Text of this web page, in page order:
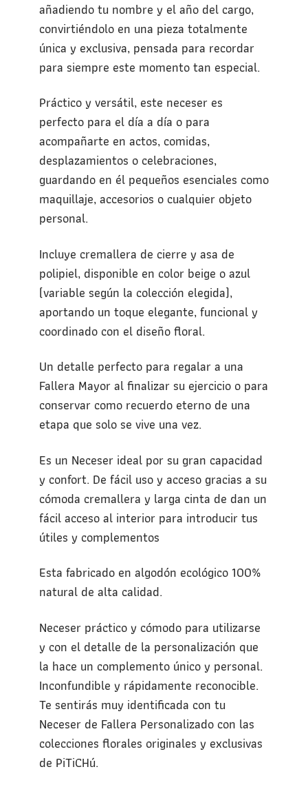
añadiendo tu nombre y el año del cargo,
convirtiéndolo en una pieza totalmente
única y exclusiva, pensada para recordar
para siempre este momento tan especial.
Práctico y versátil, este neceser es
perfecto para el día a día o para
acompañarte en actos, comidas,
desplazamientos o celebraciones,
guardando en él pequeños esenciales como
maquillaje, accesorios o cualquier objeto
personal.
Incluye cremallera de cierre y asa de
polipiel, disponible en color beige o azul
(variable según la colección elegida),
aportando un toque elegante, funcional y
coordinado con el diseño floral.
Un detalle perfecto para regalar a una
Fallera Mayor al finalizar su ejercicio o para
conservar como recuerdo eterno de una
etapa que solo se vive una vez.
Es un Neceser ideal por su gran capacidad
y confort. De fácil uso y acceso gracias a su
cómoda cremallera y larga cinta de dan un
fácil acceso al interior para introducir tus
útiles y complementos
Esta fabricado en algodón ecológico 100%
natural de alta calidad.
Neceser práctico y cómodo para utilizarse
y con el detalle de la personalización que
la hace un complemento único y personal.
Inconfundible y rápidamente reconocible.
Te sentirás muy identificada con tu
Neceser de Fallera Personalizado con las
colecciones florales originales y exclusivas
de PiTiCHú.